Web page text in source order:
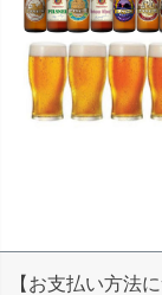
【お支払い方法